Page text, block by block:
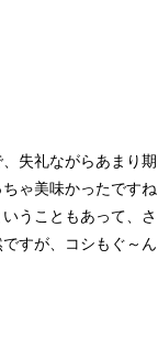
失礼ながらあまり期
ゃ美味かったですね
うこともあって、さ
すが、コシもぐ～ん